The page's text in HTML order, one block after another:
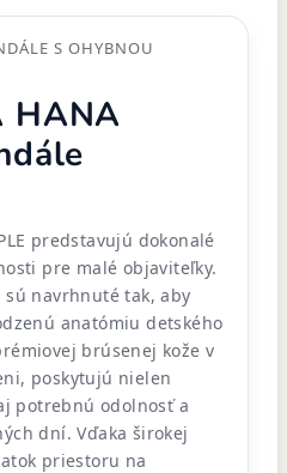
S OHYBNOU
HANA
predstavujú dokonalé
pre malé objaviteľky.
navrhnuté tak, aby
anatómiu detského
brúsenej kože v
poskytujú nielen
potrebnú odolnosť a
dní. Vďaka širokej
priestoru na